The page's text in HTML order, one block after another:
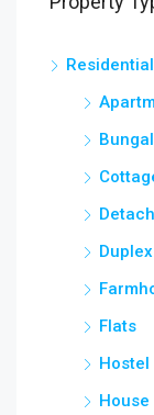
Residential
Flats
Hostel
House